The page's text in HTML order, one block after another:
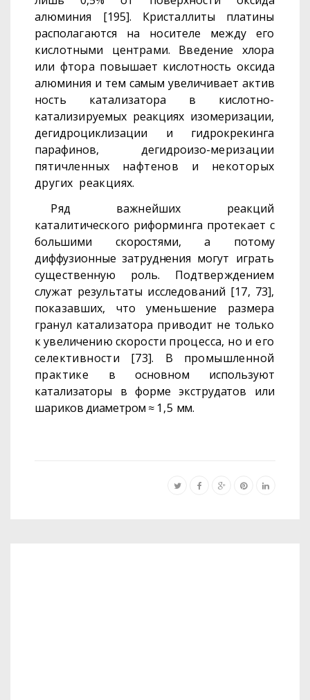
алюминия [195]. Кристаллиты платины
располагаются на носителе между его
кислотными центрами. Введение хлора
или фтора повы­шает кислотность оксида
алюминия и тем самым увеличивает актив­
ность катализатора в кислотно-
катализируемых реакциях изомери­зации,
дегидроциклизации и гидрокрекинга
парафинов, дегидроизо-меризации
пятичленных нафтенов и некоторых
других реакциях.
Ряд важнейших реакций
каталитического риформинга протекает с
большими скоростями, а потому
диффузионные затруднения могут играть
существенную роль. Подтверждением
служат резуль­таты исследований [17, 73],
показавших, что уменьшение размера
гранул катализатора приводит не только
к увеличению скорости процесса, но и его
селективности [73]. В промышленной
практике в основном используют
катализаторы в форме экструдатов или
шари­ков диаметром ≈ 1,5 мм.